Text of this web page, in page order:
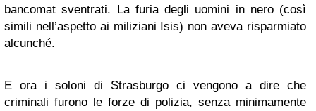
bancomat sventrati. La furia degli uomini in nero (così
simili nell’aspetto ai miliziani Isis) non aveva risparmiato
alcunché.
E ora i soloni di Strasburgo ci vengono a dire che
criminali furono le forze di polizia, senza minimamente